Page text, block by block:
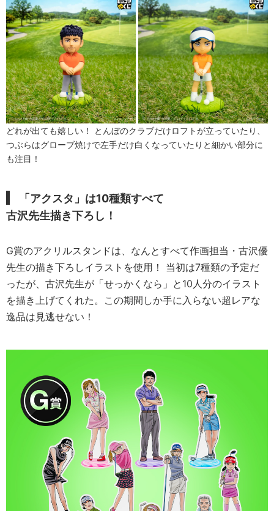
どれが出ても嬉しい！ とんぼのクラブだけロフトが立っていたり、
つぶらはグローブ焼けで左手だけ白くなっていたりと細かい部分に
も注目！
「アクスタ」は10種類すべて
古沢先生描き下ろし！
G賞のアクリルスタンドは、なんとすべて作画担当・古沢優
先生の描き下ろしイラストを使用！ 当初は7種類の予定だ
ったが、古沢先生が「せっかくなら」と10人分のイラスト
を描き上げてくれた。この期間しか手に入らない超レアな
逸品は見逃せない！